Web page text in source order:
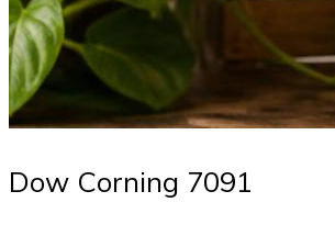
Dow Corning 7091